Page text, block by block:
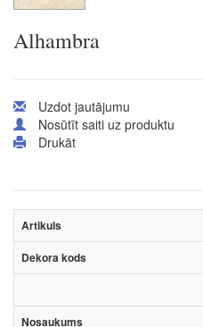
Alhambra
Uzdot jautājumu
Nosūtīt saiti uz produktu
Drukāt